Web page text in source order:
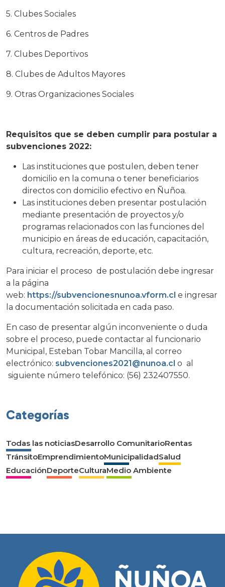
5. Clubes Sociales
6. Centros de Padres
7. Clubes Deportivos
8. Clubes de Adultos Mayores
9. Otras Organizaciones Sociales
Requisitos que se deben cumplir para postular a
subvenciones 2022:
Las instituciones que postulen, deben tener
domicilio en la comuna o tener beneficiarios
directos con domicilio efectivo en Ñuñoa.
Las instituciones deben presentar postulación
mediante presentación de proyectos y/o
programas relacionados con las funciones del
municipio en áreas de educación, capacitación,
cultura, recreación, deporte, etc.
Para iniciar el proceso de postulación debe ingresar
a la página
web: https://subvencionesnunoa.vform.cl e ingresar
la documentación solicitada en cada paso.
En caso de presentar algún inconveniente o duda
sobre el proceso, puede contactar al funcionario
Municipal, Esteban Tobar Mancilla, al correo
electrónico: subvenciones2021@nunoa.cl o al
siguiente número telefónico: (56) 232407550.
Categorías
Todas las noticiasDesarrollo ComunitarioRentas
TránsitoEmprendimientoMunicipalidadSalud
EducaciónDeporteCulturaMedio Ambiente